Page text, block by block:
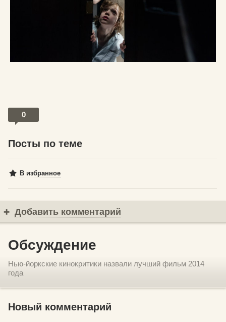
0
Посты по теме
В избранное
Добавить комментарий
Обсуждение
Нью-йоркские кинокритики назвали лучший фильм 2014
года
Новый комментарий